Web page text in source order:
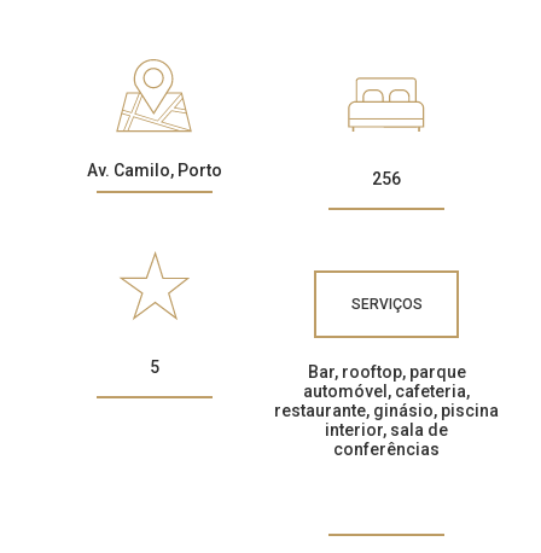
Av. Camilo, Porto 256
5
SERVIÇOS
Bar, rooftop, parque
automóvel, cafeteria,
restaurante, ginásio, piscina
interior, sala de
conferências